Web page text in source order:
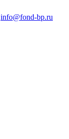
info@fond-bp.ru